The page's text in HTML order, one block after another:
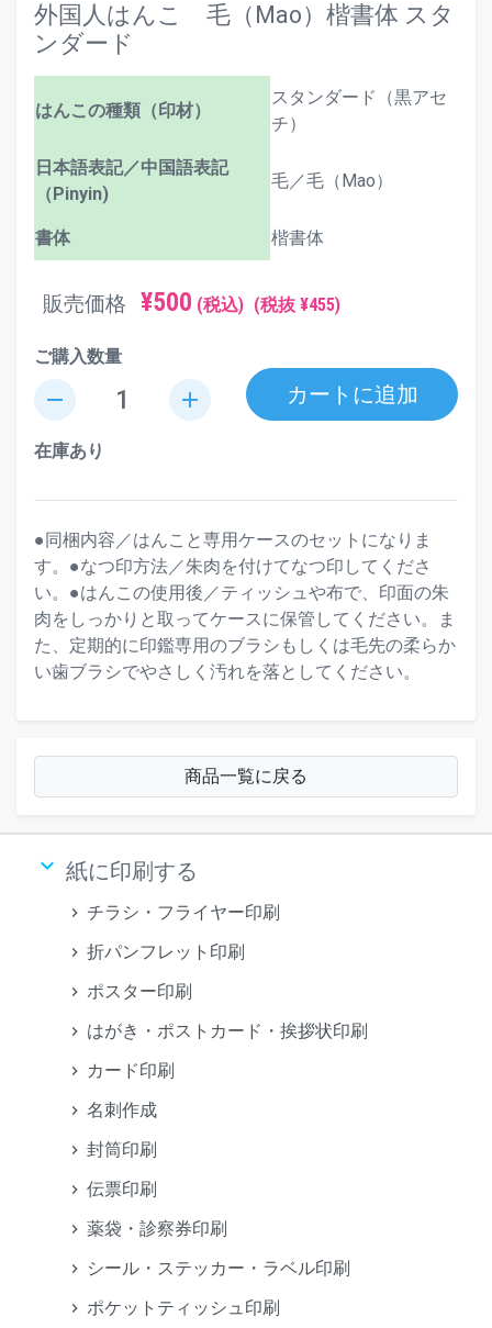
外国人はんこ 毛（Mao）楷書体 スタ
ンダード
はんこの種類（印材）
スタンダード（黒アセ
チ）
日本語表記／中国語表記
（Pinyin)
毛／毛（Mao）
書体 楷書体
販売価格 ¥500 (税込) (税抜 ¥455)
ご購入数量
remove add カートに追加
在庫あり
●同梱内容／はんこと専用ケースのセットになりま
す。●なつ印方法／朱肉を付けてなつ印してくださ
い。●はんこの使用後／ティッシュや布で、印面の朱
肉をしっかりと取ってケースに保管してください。ま
た、定期的に印鑑専用のブラシもしくは毛先の柔らか
い歯ブラシでやさしく汚れを落としてください。
商品一覧に戻る
keyboard_arrow_down 紙に印刷する
チラシ・フライヤー印刷
折パンフレット印刷
ポスター印刷
はがき・ポストカード・挨拶状印刷
カード印刷
名刺作成
封筒印刷
伝票印刷
薬袋・診察券印刷
シール・ステッカー・ラベル印刷
ポケットティッシュ印刷